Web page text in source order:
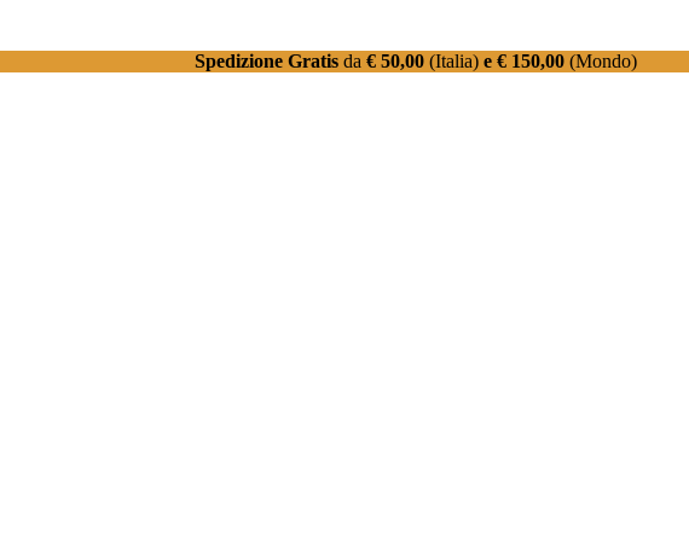
Spedizione Gratis da € 50,00 (Italia) e € 150,00 (Mondo)